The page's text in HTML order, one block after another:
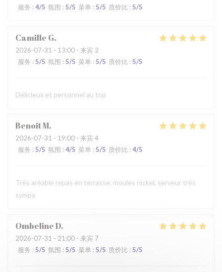
服务 : 4/5 氛围 : 5/5 菜单 : 5/5 质价比 : 5/5
Camille G
2026-07-31 - 13:00 - 来宾 2
服务 : 5/5 氛围 : 5/5 菜单 : 5/5 质价比 : 5/5
Délicieux et personnel au top
BenoitM
2026-07-31 - 19:00 - 来宾 4
服务 : 5/5 氛围 : 4/5 菜单 : 5/5 质价比 : 4/5
Très aréable repas en terrasse, moules nickel, serveur très
sympa
OmbelineD
2026-07-31 - 21:00 - 来宾 7
服务 : 5/5 氛围 : 5/5 菜单 :5/5 质价比 : 5/5